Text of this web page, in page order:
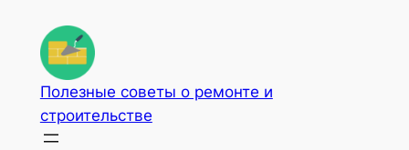
содержимому
Полезные советы о ремонте и
строительстве